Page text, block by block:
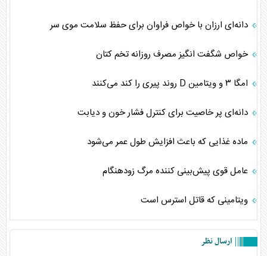
دانه‌ای ارزان با خواص فراوان برای حفظ سلامت موی سر
خواص شگفت انگیز مصرف روزانه تخم کتان
امگا ۳ و ویتامین D روند پیری را کند می‌کنند
دانه‌ای پر خاصیت برای کنترل فشار خون و دیابت
ماده غذایی که باعث افزایش طول عمر می‌شود
عامل قوی پیش‌بینی کننده مرگ زودهنگام
ویتامینی که قاتل استرس است
ارسال نظر